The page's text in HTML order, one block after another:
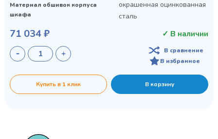
Материал обшивок корпуса
шкафа
окрашенная оцинкованная
сталь
71 034 ₽ ✓ В наличии
В сравнение
В избранное
Купить в 1 клик В корзину